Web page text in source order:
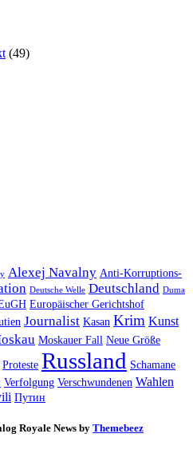
(49)
Alexej Navalny Anti-Korruptions-
Deutsche Welle Deutschland Duma
Europäischer Gerichtshof
Journalist Kasan Krim Kunst
Moskauer Fall Neue Größe
Proteste Russland Schamane
Verfolgung Verschwundenen Wahlen
Путин
Royale News by Themebeez